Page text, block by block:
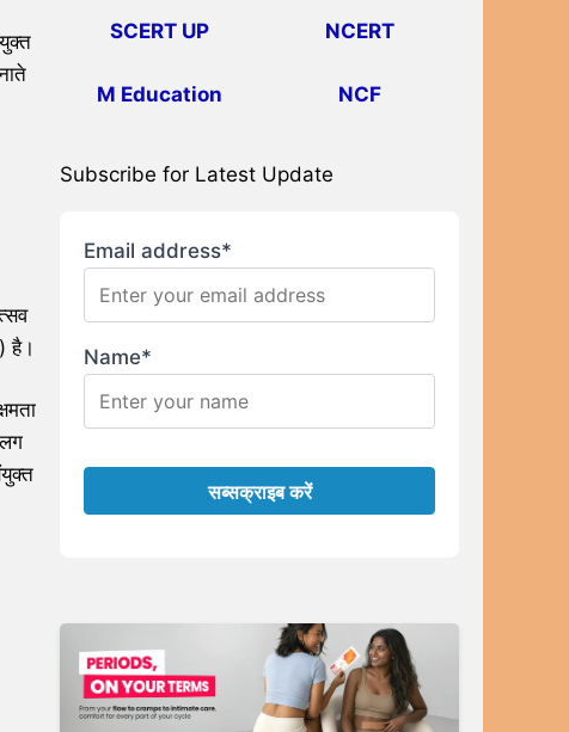
है।
SCERT UP
M Education
NCERT
NCF
Subscribe for Latest Update
Email address*
Name*